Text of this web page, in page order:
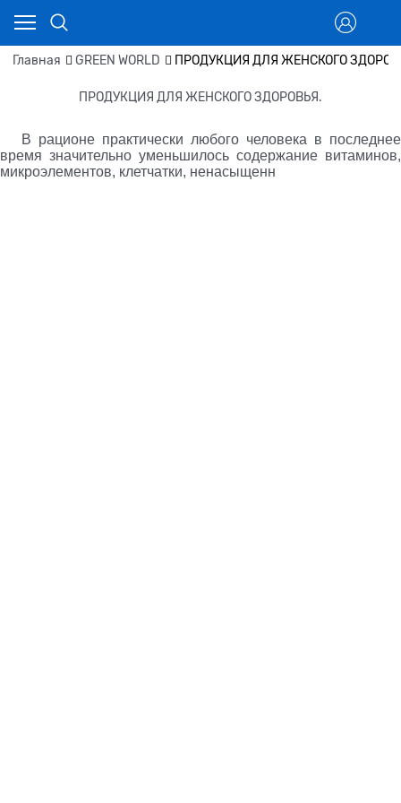
Главная GREEN WORLD ПРОДУКЦИЯ ДЛЯ ЖЕНСКОГО
ПРОДУКЦИЯ ДЛЯ ЖЕНСКОГО ЗДОРОВЬЯ.
В рационе практически любого человека в последнее
время значительно уменьшилось содержание витаминов,
микроэлементов, клетчатки, ненасыщенн